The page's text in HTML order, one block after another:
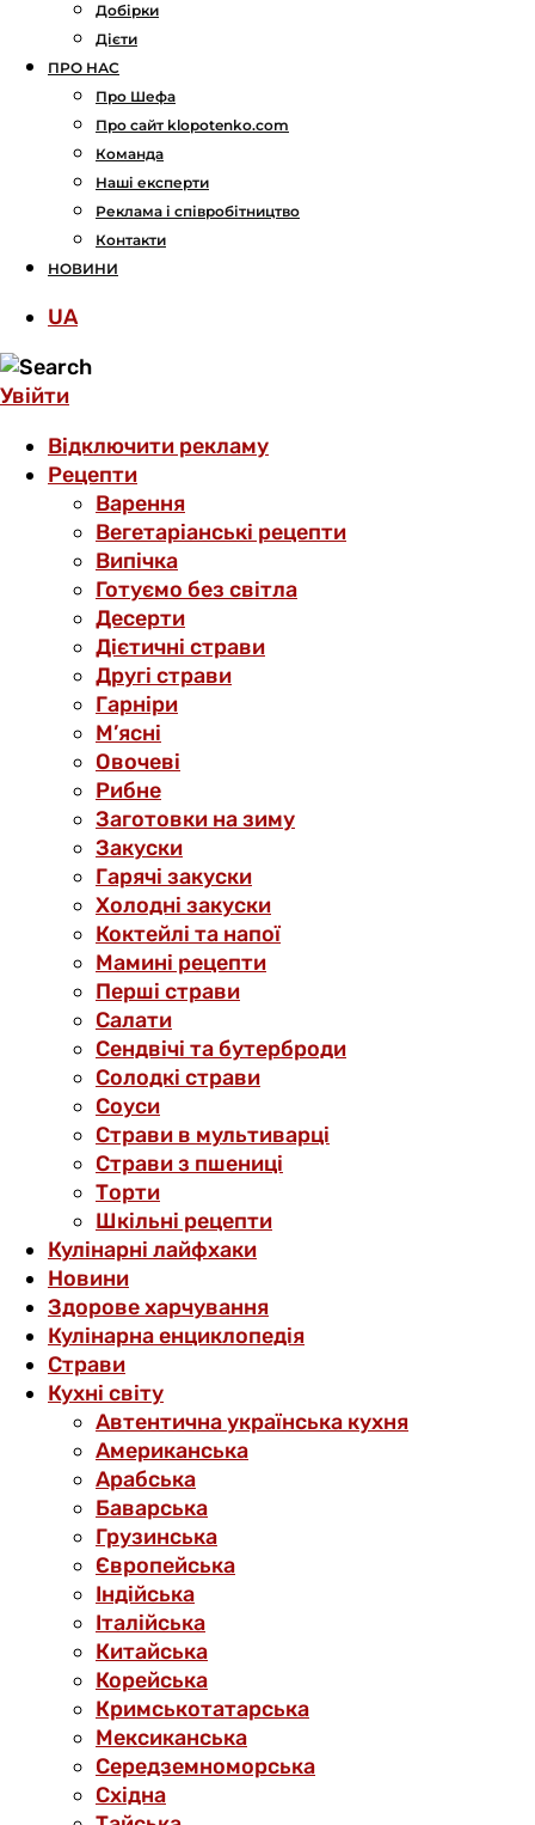
Добірки
Дієти
ПРО НАС
Про Шефа
Про сайт klopotenko.com
Команда
Наші експерти
Реклама і співробітництво
Контакти
НОВИНИ
UA
Увійти
Відключити рекламу
Рецепти
Варення
Вегетаріанські рецепти
Випічка
Готуємо без світла
Десерти
Дієтичні страви
Другі страви
Гарніри
М’ясні
Овочеві
Рибне
Заготовки на зиму
Закуски
Гарячі закуски
Холодні закуски
Коктейлі та напої
Мамині рецепти
Перші страви
Салати
Сендвічі та бутерброди
Солодкі страви
Соуси
Страви в мультиварці
Страви з пшениці
Торти
Шкільні рецепти
Кулінарні лайфхаки
Новини
Здорове харчування
Кулінарна енциклопедія
Страви
Кухні світу
Автентична українська кухня
Американська
Арабська
Баварська
Грузинська
Європейська
Індійська
Італійська
Китайська
Корейська
Кримськотатарська
Мексиканська
Середземноморська
Східна